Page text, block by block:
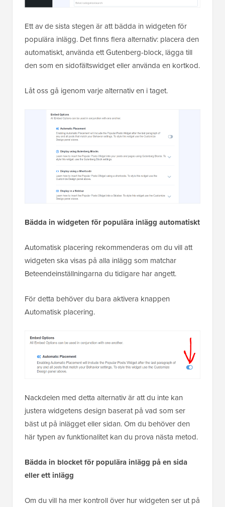
Ett av de sista stegen är att bädda in widgeten för
populära inlägg. Det finns flera alternativ: placera den
automatiskt, använda ett Gutenberg-block, lägga till
den som en sidofältswidget eller använda en kortkod.
Låt oss gå igenom varje alternativ en i taget.
Bädda in widgeten för populära inlägg automatiskt
Automatisk placering rekommenderas om du vill att
widgeten ska visas på alla inlägg som matchar
Beteendeinställningarna du tidigare har angett.
För detta behöver du bara aktivera knappen
Automatisk placering.
Nackdelen med detta alternativ är att du inte kan
justera widgetens design baserat på vad som ser
bäst ut på inlägget eller sidan. Om du behöver den
här typen av funktionalitet kan du prova nästa metod.
Bädda in blocket för populära inlägg på en sida
eller ett inlägg
Om du vill ha mer kontroll över hur widgeten ser ut på